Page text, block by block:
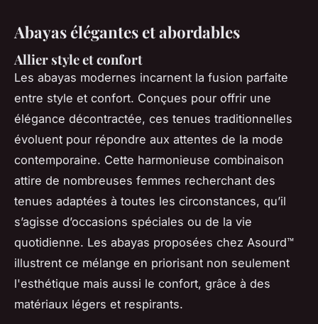
Abayas élégantes et abordables
Allier style et confort
Les abayas modernes incarnent la fusion parfaite
entre style et confort. Conçues pour offrir une
élégance décontractée, ces tenues traditionnelles
évoluent pour répondre aux attentes de la mode
contemporaine. Cette harmonieuse combinaison
attire de nombreuses femmes recherchant des
tenues adaptées à toutes les circonstances, qu’il
s’agisse d’occasions spéciales ou de la vie
quotidienne. Les abayas proposées chez Asourd™
illustrent ce mélange en priorisant non seulement
l'esthétique mais aussi le confort, grâce à des
matériaux légers et respirants.